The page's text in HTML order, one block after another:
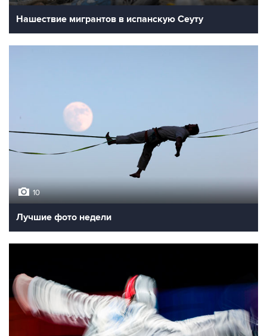
Нашествие мигрантов в испанскую Сеуту
10
Лучшие фото недели